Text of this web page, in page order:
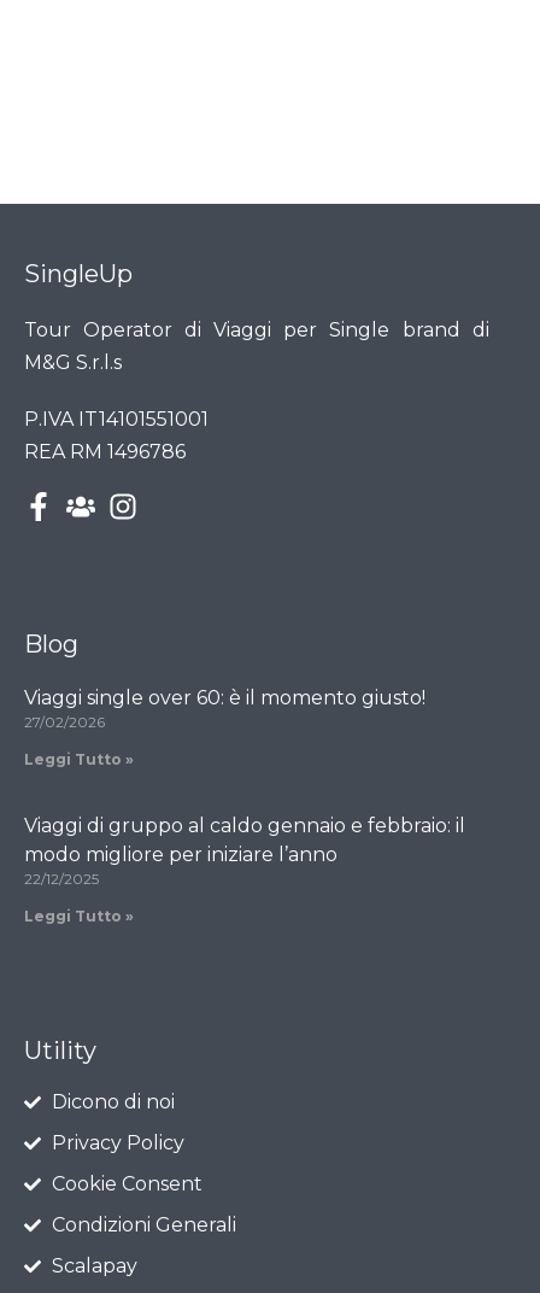
SingleUp
Tour Operator di Viaggi per Single brand di
M&G S.r.l.s
P.IVA IT14101551001
REA RM 1496786
Blog
Viaggi single over 60: è il momento giusto!
27/02/2026
Leggi Tutto »
Viaggi di gruppo al caldo gennaio e febbraio: il
modo migliore per iniziare l’anno
22/12/2025
Leggi Tutto »
Utility
Dicono di noi
Privacy Policy
Cookie Consent
Condizioni Generali
Scalapay